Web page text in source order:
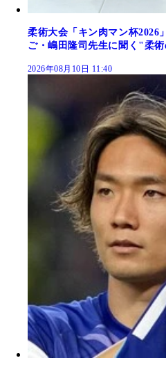
柔術大会「キン肉マン杯
ご・嶋田隆司先生に聞く"柔
2026年08月10日 11:40